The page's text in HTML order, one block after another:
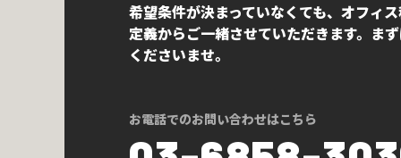
希望条件が決まっていなくても、オフィ
定義からご一緒させていただきます。ま
くださいませ。
お電話でのお問い合わせはこちら